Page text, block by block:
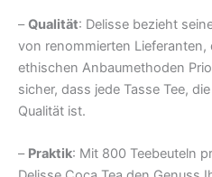
–Qualität: Delisse bezieht
von renommierten Lieferanten,
ethischen Anbaumethoden
sicher, dass jede Tasse Tee,
Qualität ist.
– Praktik: Mit 800 Teebeuteln